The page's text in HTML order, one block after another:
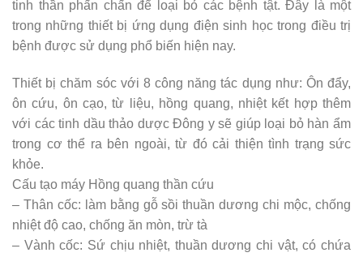
tinh thần phấn chấn để loại bỏ các bệnh tật. Đây là một
trong những thiết bị ứng dụng điện sinh học trong điều trị
bệnh được sử dụng phổ biến hiện nay.
Thiết bị chăm sóc với 8 công năng tác dụng như: Ôn đẩy,
ôn cứu, ôn cạo, từ liệu, hồng quang, nhiệt kết hợp thêm
với các tinh dầu thảo dược Đông y sẽ giúp loại bỏ hàn ẩm
trong cơ thể ra bên ngoài, từ đó cải thiện tình trạng sức
khỏe.
Cấu tạo máy Hồng quang thần cứu
– Thân cốc: làm bằng gỗ sồi thuần dương chi mộc, chống
nhiệt độ cao, chống ăn mòn, trừ tà
– Vành cốc: Sứ chịu nhiệt, thuần dương chi vật, có chứa